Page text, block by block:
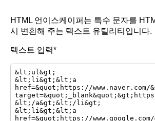
HTML 언이스케이퍼는 특수 문자를
시 변환해 주는 텍스트 유틸리티입니다.
텍스트 입력*